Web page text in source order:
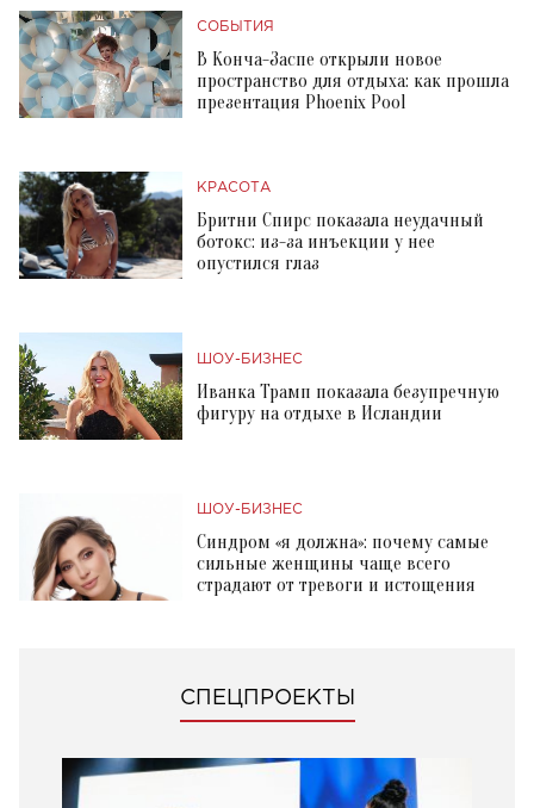
СОБЫТИЯ
В Конча-Заспе открыли новое
пространство для отдыха: как прошла
презентация Phoenix Pool
КРАСОТА
Бритни Спирс показала неудачный
ботокс: из-за инъекции у нее
опустился глаз
ШОУ-БИЗНЕС
Иванка Трамп показала безупречную
фигуру на отдыхе в Исландии
ШОУ-БИЗНЕС
Синдром «я должна»: почему самые
сильные женщины чаще всего
страдают от тревоги и истощения
СПЕЦПРОЕКТЫ